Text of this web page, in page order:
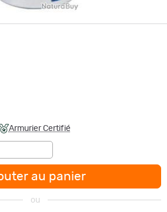
Armurier Certifié
au panier
ou